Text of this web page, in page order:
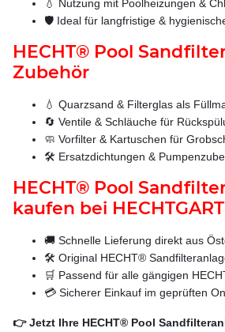
💧 Nutzung mit Poolheizungen &
🛡️ Ideal für langfristige &
HECHT® Pool
Zubehör
💧 Quarzsand & Filterglas als
🔄 Ventile & Schläuche für
🧼 Vorfilter & Kartuschen für
🛠️ Ersatzdichtungen &
HECHT® Pool
kaufen bei
🚚 Schnelle Lieferung direkt aus
🛠️ Original HECHT®
🛒 Passend für alle gängigen
💳 Sicherer Einkauf im geprüften
👉 Jetzt Ihre HECHT® Pool